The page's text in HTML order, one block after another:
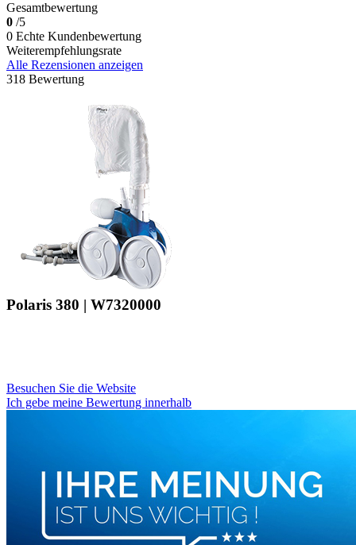
Gesamtbewertung
0 /5
0 Echte Kundenbewertung
Weiterempfehlungsrate
Alle Rezensionen anzeigen
318 Bewertung
Polaris 380 | W7320000
Besuchen Sie die Website
Ich gebe meine Bewertung innerhalb